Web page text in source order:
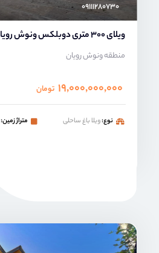
۰۹۱۱۱۲۸۰۷۳۰
ویلای 300 متری دوبلکس ونوش رویان
منطقه ونوش رویان
۱۹,۰۰۰,۰۰۰,۰۰۰ تومان
نوع:ویلا باغ ساحلی متراژ زمین: